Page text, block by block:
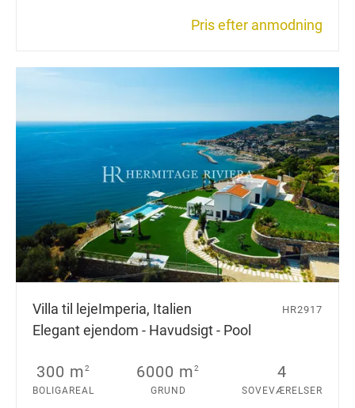
Pris efter anmodning
Villa til lejeImperia, Italien
Elegant ejendom - Havudsigt - Pool
HR2917
300 m2
BOLIGAREAL
6000 m2
GRUND
4
SOVEVÆRELSER